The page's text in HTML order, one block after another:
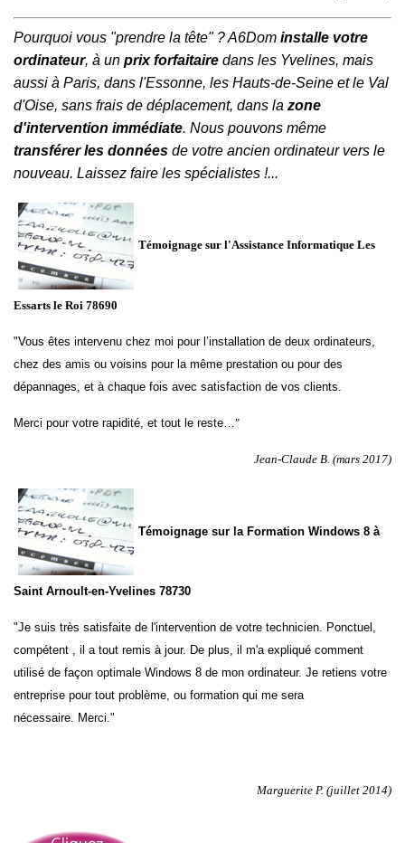
Pourquoi vous "prendre la tête" ? A6Dom installe votre
ordinateur, à un prix forfaitaire dans les Yvelines, mais
aussi à Paris, dans l'Essonne, les Hauts-de-Seine et le Val
d'Oise, sans frais de déplacement, dans la zone
d'intervention immédiate. Nous pouvons même
transférer les données de votre ancien ordinateur vers le
nouveau. Laissez faire les spécialistes !...
Témoignage sur l'Assistance Informatique Les
Essarts le Roi 78690
"Vous êtes intervenu chez moi pour l’installation de deux ordinateurs,
chez des amis ou voisins pour la même prestation ou pour des
dépannages, et à chaque fois avec satisfaction de vos clients.
Merci pour votre rapidité, et tout le reste…"
Jean-Claude B. (mars 2017)
Témoignage sur la Formation Windows 8 à
Saint Arnoult-en-Yvelines 78730
"Je suis très satisfaite de l'intervention de votre technicien. Ponctuel,
compétent , il a tout remis à jour. De plus, il m'a expliqué comment
utilisé de façon optimale Windows 8 de mon ordinateur. Je retiens votre
entreprise pour tout problème, ou formation qui me sera
nécessaire. Merci."
Marguerite P. (juillet 2014)